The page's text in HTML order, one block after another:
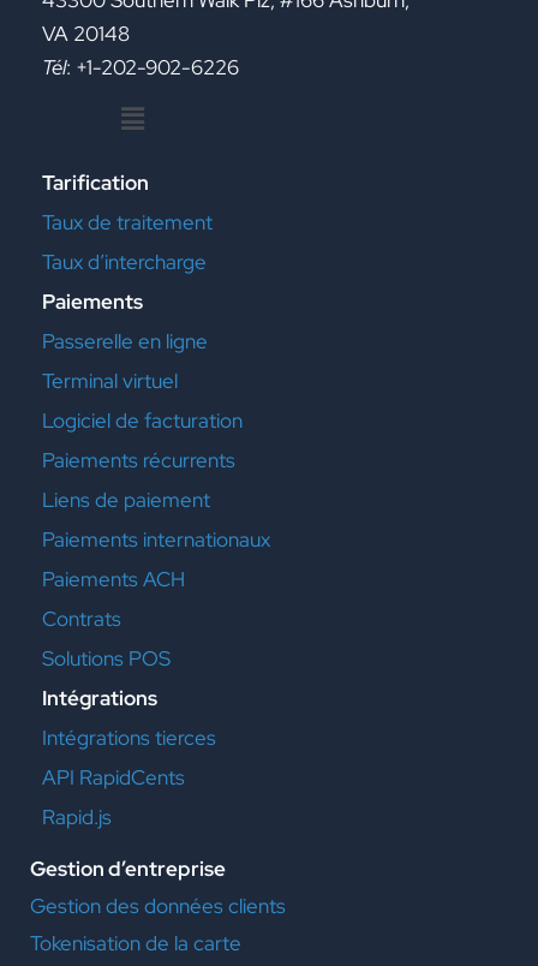
VA 20148
Tél: +1-202-902-6226
Menu
Tarification
Taux de traitement
Taux d’intercharge
Paiements
Passerelle en ligne
Terminal virtuel
Logiciel de facturation
Paiements récurrents
Liens de paiement
Paiements internationaux
Paiements ACH
Contrats
Solutions POS
Intégrations
Intégrations tierces
API RapidCents
Rapid.js
Gestion d’entreprise
Gestion des données clients
Tokenisation de la carte